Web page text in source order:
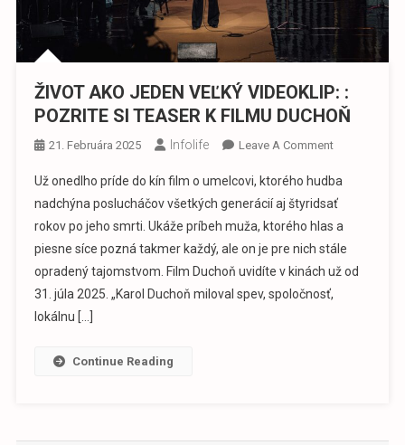
ŽIVOT AKO JEDEN VEĽKÝ VIDEOKLIP: :
POZRITE SI TEASER K FILMU DUCHOŇ
21. Februára 2025 Infolife Leave A CommentOn
AKO
JEDEN
VEĽKÝ
VIDEOKLIP:
:
Už onedlho príde do kín film o umelcovi, ktorého hudba
nadchýna poslucháčov všetkých generácií aj štyridsať
rokov po jeho smrti. Ukáže príbeh muža, ktorého hlas a
piesne síce pozná takmer každý, ale on je pre nich stále
opradený tajomstvom. Film Duchoň uvidíte v kinách už od
31. júla 2025. „Karol Duchoň miloval spev, spoločnosť,
lokálnu […]
Continue Reading